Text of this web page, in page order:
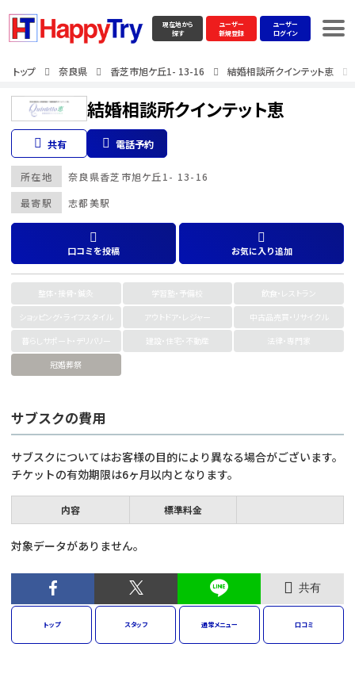
現在地から
探す
ユーザー
新規登録
ユーザー
ログイン
トップ 奈良県 香芝市旭ケ丘1- 13-16 結婚相談所クインテット恵
結婚相談所クインテット恵
共有 電話予約
最寄駅 志都美駅
所在地 奈良県香芝市旭ケ丘1- 13-16
口コミを投稿 お気に入り追加
整体・接骨・鍼灸 学習塾・予備校
飲食・レストラン
ショッピング・ライフスタイル
アウトドア・レジャー
中古品売買・リサイクル
暮らしサポート・デリバリー
建設・住宅・不動産
法律・専門家
冠婚葬祭
サブスクの費用
サブスクについてはお客様の目的により異なる場合がございます。
チケットの有効期限は6ヶ月以内となります。
内容 標準料金
対象データがありません。
共有
トップ スタッフ 通常メニュー 口コミ